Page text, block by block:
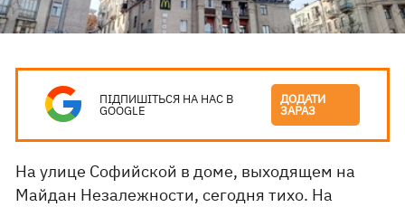
ПІДПИШІТЬСЯ НА НАС В
GOOGLE
ДОДАТИ
ЗАРАЗ
На улице Софийской в доме, выходящем на
Майдан Незалежности, сегодня тихо. На